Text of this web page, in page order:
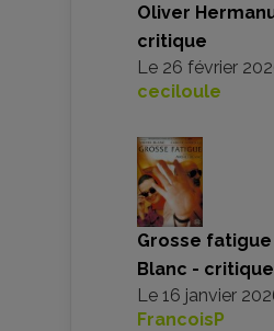
Oliver
critique
Le 26 février
ceciloule
Grosse
Blanc - critique
Le 16 janvier
FrancoisP